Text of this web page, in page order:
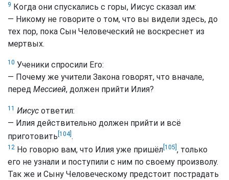
9 Когда они спускались с горы, Иисус сказал им:
— Никому не говорите о том, что вы видели здесь, до
тех пор, пока Сын Человеческий не воскреснет из
мертвых.
10 Ученики спросили Его:
— Почему же учители Закона говорят, что вначале,
перед Мессией, должен прийти Илия?
11 Иисус ответил:
— Илия действительно должен прийти и всё
приготовить [104].
12 Но говорю вам, что Илия уже пришёл [105] , только
его не узнали и поступили с ним по своему произволу.
Так же и Сыну Человеческому предстоит пострадать